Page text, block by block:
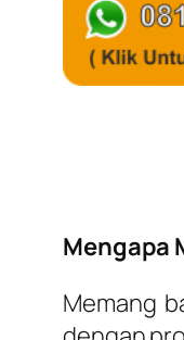
Mengapa
Memang